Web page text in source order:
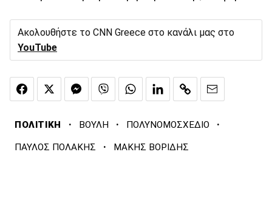
Ακολουθήστε το CNN Greece στο κανάλι μας στο
YouTube
ΠΟΛΙΤΙΚΗ · ΒΟΥΛΗ · ΠΟΛΥΝΟΜΟΣΧΕΔΙΟ ·
ΠΑΥΛΟΣ ΠΟΛΑΚΗΣ · ΜΑΚΗΣ ΒΟΡΙΔΗΣ